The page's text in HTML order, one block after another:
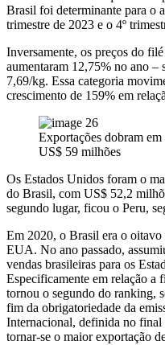
Brasil foi determinante para o
trimestre de 2023 e o 4º
Inversamente, os preços do
aumentaram 12,75% no ano
7,69/kg. Essa categoria
crescimento de 159% em
Exportações dobram
US$ 59 milhões
Os Estados Unidos foram o
do Brasil, com US$ 52,2
segundo lugar, ficou o Peru,
Em 2020, o Brasil era o
EUA. No ano passado,
vendas brasileiras para os
Especificamente em relação a
tornou o segundo do ranking,
fim da obrigatoriedade da
Internacional, definida no final
tornar-se o maior exportação